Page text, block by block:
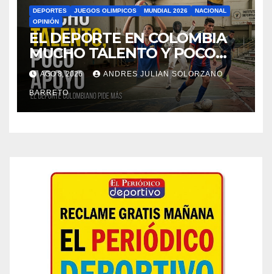
DEPORTES JUEGOS OLIMPICOS MUNDIAL 2026
NACIONAL
OPINIÓN
EL DEPORTE EN COLOMBIA
MUCHO TALENTO Y POCO
APOYO
AGO 8, 2026 ANDRES JULIAN SOLORZANO
BARRETO